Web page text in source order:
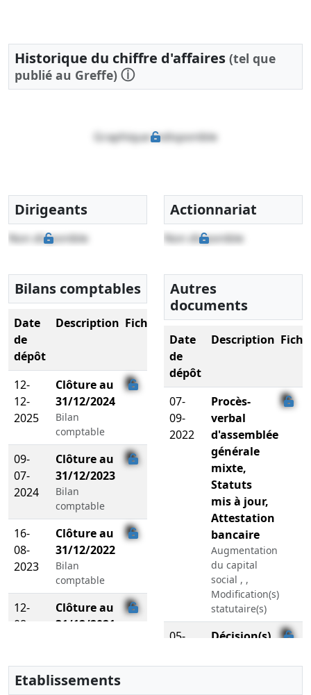
Historique du chiffre d'affaires (tel que
publié au Greffe) ⓘ
Graphique indisponible
Dirigeants
Non disponible
Actionnariat
Non disponible
Bilans comptables
Date
de
dépôt
Description Fichier
12-
12-
2025
Clôture au
31/12/2024
Bilan
comptable
09-
07-
2024
Clôture au
31/12/2023
Bilan
comptable
16-
08-
2023
Clôture au
31/12/2022
Bilan
comptable
12-
08-
Clôture au
31/12/2021
20-
Clôture au
Autres
documents
Date
de
dépôt
Description
07-
09-
2022
Procès-
verbal
d'assemblée
générale
mixte,
Statuts
mis à jour,
Attestation
bancaire
Augmentation
du capital
social , ,
Modification(s)
statutaire(s)
05-
2021
Décision(s)
l'associé
Etablissements